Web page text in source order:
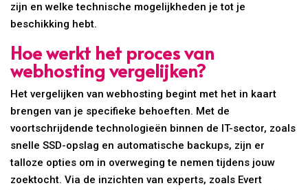
zijn en welke technische mogelijkheden je tot je
beschikking hebt.
Hoe werkt het proces van
webhosting vergelijken?
Het vergelijken van webhosting begint met het in kaart
brengen van je specifieke behoeften. Met de
voortschrijdende technologieën binnen de IT-sector, zoals
snelle SSD-opslag en automatische backups, zijn er
talloze opties om in overweging te nemen tijdens jouw
zoektocht. Via de inzichten van experts, zoals Evert